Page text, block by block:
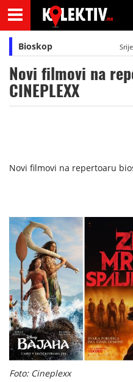
Bioskop
Novi filmovi na
CINEPLEXX
Novi filmovi na repertoaru
Foto: Cineplexx